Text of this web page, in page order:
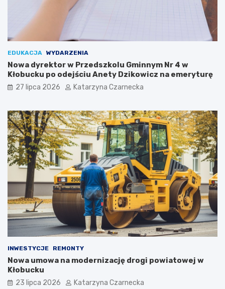
a
k
o
w
e
EDUKACJA WYDARZENIA
Nowa dyrektor w Przedszkolu Gminnym Nr 4 w
Kłobucku po odejściu Anety Dzikowicz na emeryturę
27 lipca 2026 Katarzyna Czarnecka
INWESTYCJE REMONTY
Nowa umowa na modernizację drogi powiatowej w
Kłobucku
23 lipca 2026 Katarzyna Czarnecka